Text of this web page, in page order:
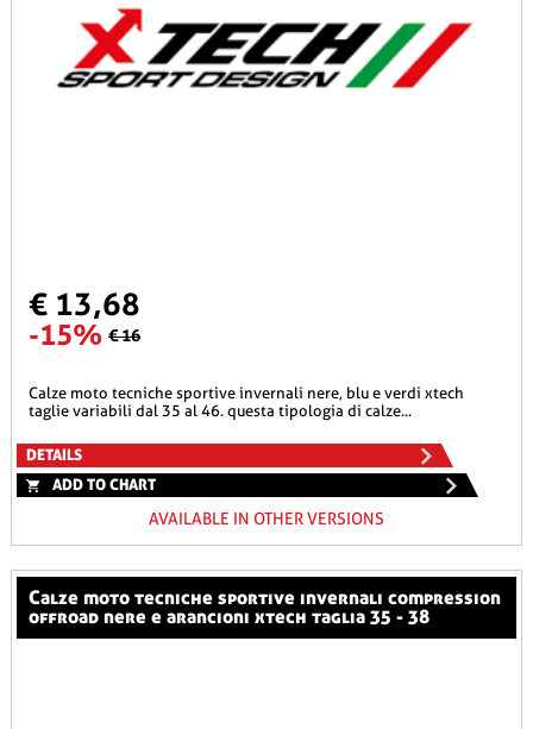
€ 13,68
-15% € 16
calze moto tecniche sportive invernali nere, blu e verdi xtech
taglie variabili dal 35 al 46. questa tipologia di calze...
DETAILS
ADD TO CHART
AVAILABLE IN OTHER VERSIONS
calze moto tecniche sportive invernali compression
offroad nere e arancioni xtech taglia 35 - 38